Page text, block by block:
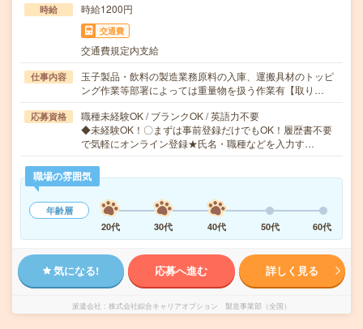
時給 時給1200円
交通費
交通費規定内支給
仕事内容
玉子製品・飲料の製造業務原料の入庫、運搬具材のトッピ
ング作業等部署によっては重量物を扱う作業有【取り…
応募資格
職種未経験OK / ブランクOK / 英語力不要
◆未経験OK！〇まずは事前登録だけでもOK！履歴書不要
で気軽にオンライン登録★氏名・職種などを入力す…
職場の雰囲気
年齢層
20代
30代 40代 50代 60代
気になる! 応募へ進む 詳しく見る
派遣会社 株式会社綜合キャリアオプション 製造事業部（全国）